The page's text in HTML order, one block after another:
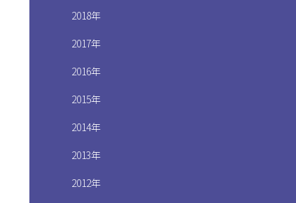
2018年
2017年
2016年
2015年
2014年
2013年
2012年